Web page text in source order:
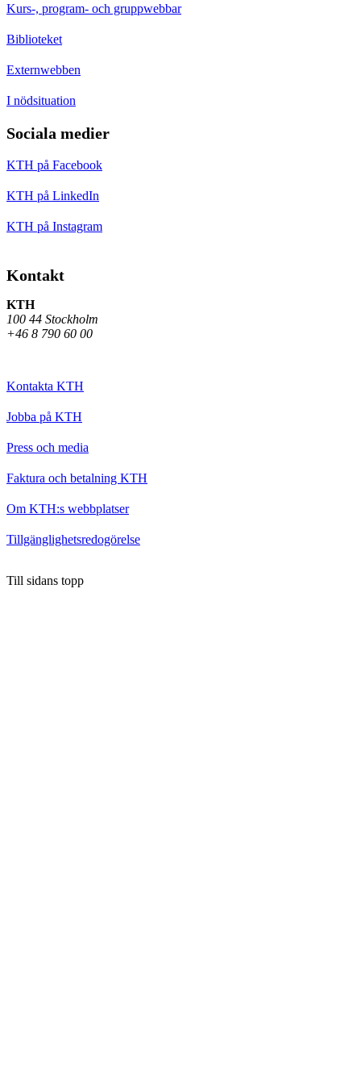
Kurs-, program- och gruppwebbar
Biblioteket
Externwebben
I nödsituation
Sociala medier
KTH på Facebook
KTH på LinkedIn
KTH på Instagram
Kontakt
KTH
100 44 Stockholm
+46 8 790 60 00
Kontakta KTH
Jobba på KTH
Press och media
Faktura och betalning KTH
Om KTH:s webbplatser
Tillgänglighetsredogörelse
Till sidans topp